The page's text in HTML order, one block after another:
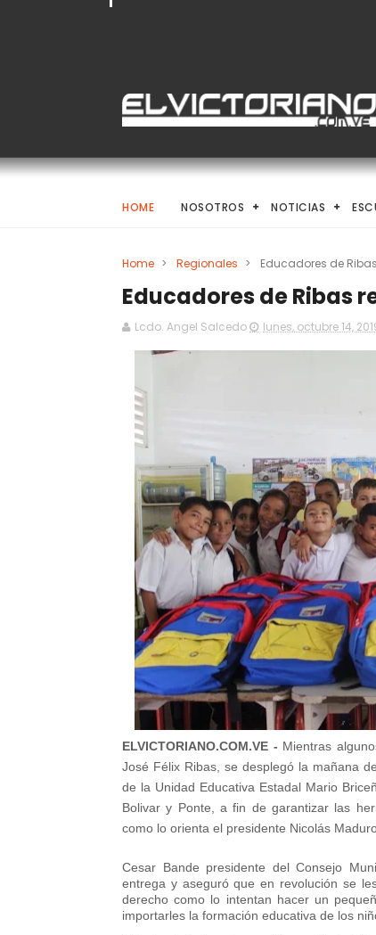
HOME NOSOTROS NOTICIAS
Home > Regionales > Educadores de
Educadores de Ribas
Lcdo. Angel Salcedo lunes, octubre 14,
ELVICTORIANO.COM.VE - Mientras
José Félix Ribas, se desplegó la mañana
de la Unidad Educativa Estadal Mario
Bolivar y Ponte, a fin de garantizar las
como lo orienta el presidente Nicolás
Cesar Bande presidente del Consejo
entrega y aseguró que en revolución se
derecho como lo intentan hacer un
importarles la formación educativa de los